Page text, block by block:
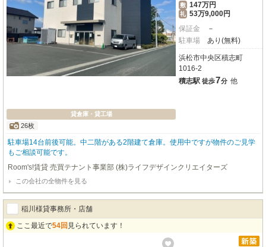
貸倉庫・貸工場
26枚
敷 147万円
礼 53万9,000円
保証金
－
駐車場
あり(無料)
浜松市中央区積志町
1016-2
積志駅 徒歩7分 他
駐車場14台前後可能。中二階がある2階建て倉庫。使用中ですが物件のご見学
もご相談可能です。
Room's!賃貸 売買テナント事業部 (株)ライフデザインクリエイターズ
この会社の全物件を見る
稲川様貸事務所・店舗
ここ最近で54回 見られています！